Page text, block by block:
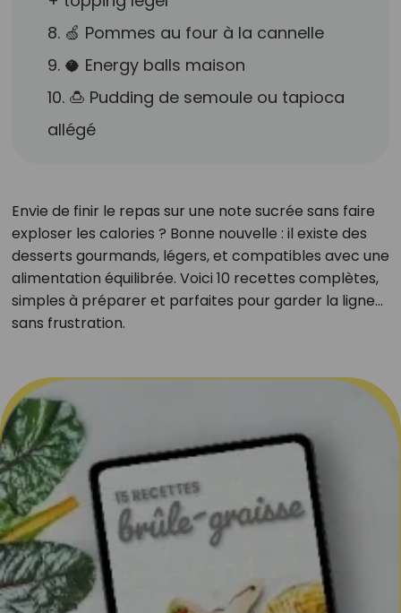
8. 🍏 Pommes au four à la cannelle
9. 🥥 Energy balls maison
10. 🍮 Pudding de semoule ou tapioca
allégé
Envie de finir le repas sur une note sucrée sans faire
exploser les calories ? Bonne nouvelle : il existe des
desserts gourmands, légers, et compatibles avec une
alimentation équilibrée. Voici 10 recettes complètes,
simples à préparer et parfaites pour garder la ligne…
sans frustration.